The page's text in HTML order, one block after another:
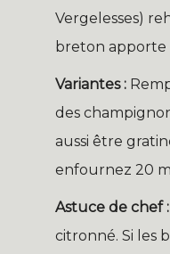
Vergelesses)
breton
Variantes :
des
aussi être
enfournez 20
Astuce de chef :
citronné. Si les